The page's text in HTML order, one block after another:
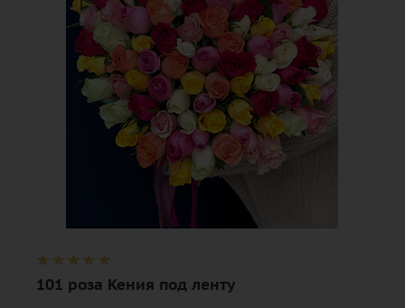
Описание
роза, лента
101 роза Кения под ленту